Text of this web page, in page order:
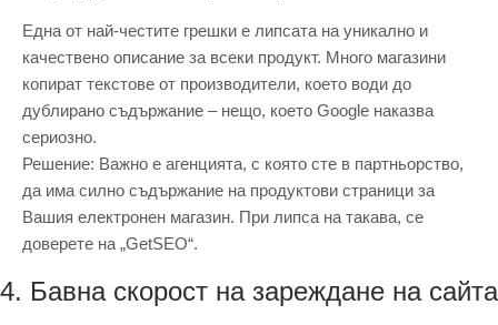
Една от най-честите грешки е липсата на уникално и
качествено описание за всеки продукт. Много магазини
копират текстове от производители, което води до
дублирано съдържание – нещо, което Google наказва
сериозно.
Решение: Важно е агенцията, с която сте в партньорство,
да има силно съдържание на продуктови страници за
Вашия електронен магазин. При липса на такава, се
доверете на „GetSEO“.
4. Бавна скорост на зареждане на сайта